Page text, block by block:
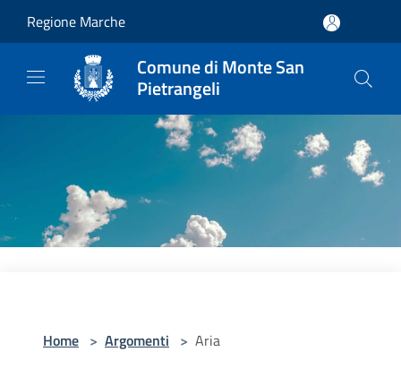
Regione Marche
Comune di Monte San
Pietrangeli
Home > Argomenti > Aria